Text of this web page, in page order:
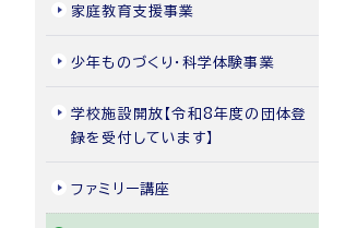
家庭教育支援事業
少年ものづくり・科学体験事業
学校施設開放【令和8年度の団体登
録を受付しています】
ファミリー講座